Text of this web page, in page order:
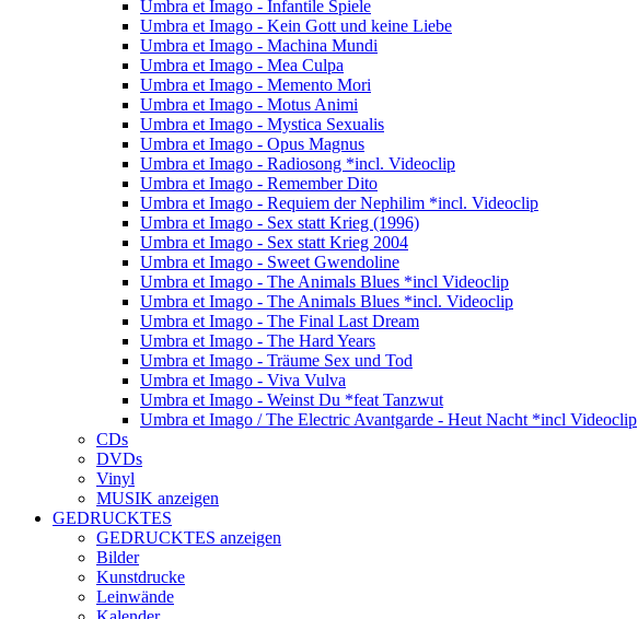
Umbra et Imago - Infantile Spiele
Umbra et Imago - Kein Gott und keine Liebe
Umbra et Imago - Machina Mundi
Umbra et Imago - Mea Culpa
Umbra et Imago - Memento Mori
Umbra et Imago - Motus Animi
Umbra et Imago - Mystica Sexualis
Umbra et Imago - Opus Magnus
Umbra et Imago - Radiosong *incl. Videoclip
Umbra et Imago - Remember Dito
Umbra et Imago - Requiem der Nephilim *incl. Videoclip
Umbra et Imago - Sex statt Krieg (1996)
Umbra et Imago - Sex statt Krieg 2004
Umbra et Imago - Sweet Gwendoline
Umbra et Imago - The Animals Blues *incl Videoclip
Umbra et Imago - The Animals Blues *incl. Videoclip
Umbra et Imago - The Final Last Dream
Umbra et Imago - The Hard Years
Umbra et Imago - Träume Sex und Tod
Umbra et Imago - Viva Vulva
Umbra et Imago - Weinst Du *feat Tanzwut
Umbra et Imago / The Electric Avantgarde - Heut Nacht *incl Videoclip
CDs
DVDs
Vinyl
MUSIK anzeigen
GEDRUCKTES
GEDRUCKTES anzeigen
Bilder
Kunstdrucke
Leinwände